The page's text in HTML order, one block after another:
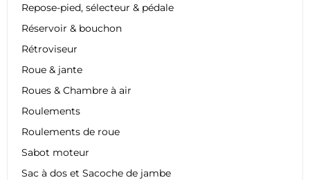
Repose-pied, sélecteur & pédale
Réservoir & bouchon
Rétroviseur
Roue & jante
Roues & Chambre à air
Roulements
Roulements de roue
Sabot moteur
Sac à dos et Sacoche de jambe